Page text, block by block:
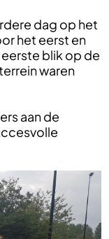
dag op het
het eerst en
blik op de
waren
aan de